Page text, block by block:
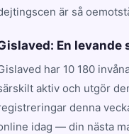
är så
En
har 10 180
aktiv och utgör
denna
idag — din nästa